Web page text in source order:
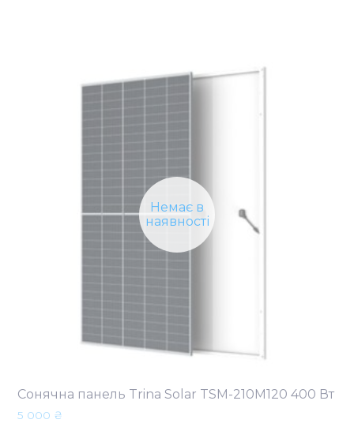
Немає в
наявності
Сонячна панель Trina Solar TSM-210M120 400 Вт
5 000 ₴